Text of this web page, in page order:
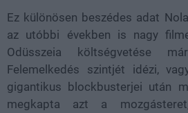
Ez különösen beszédes adat
az utóbbi években is nagy
Odüsszeia költségvetése
Felemelkedés szintjét idézi,
gigantikus blockbusterjei után
megkapta azt a